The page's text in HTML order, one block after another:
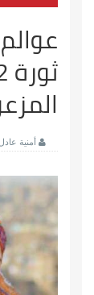
أمنية